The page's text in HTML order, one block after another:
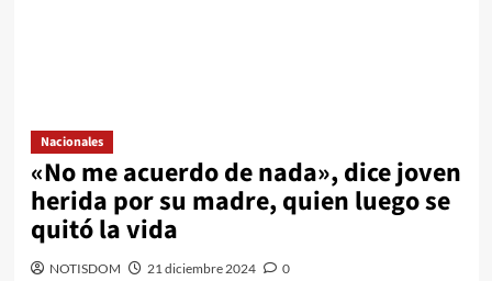
Nacionales
«No me acuerdo de nada», dice joven
herida por su madre, quien luego se
quitó la vida
NOTISDOM 21 diciembre 2024 0